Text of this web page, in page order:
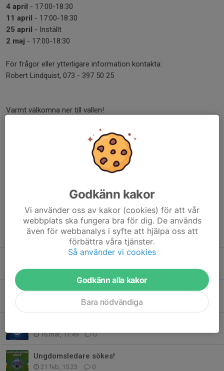
4 april - 17:00-18:30
11 april - 17:00-18:30
25 april - Inställt
2 maj - 17:00-18:30
För frågor eller ytterligare information kontakta:
Robert Lindquist, 073 - 397 50 25
Varmt välkomna ner till vallen!
Tidigare nyheter
Sjuntorps IF genom tiderna
10 apr, 21:23 0
Stötta Sjuntorps IF med metallskrot
0
16 mar, 17:49 0
Ungdomsledare sökes!
21 feb, 15:23 0
Godkänn kakor
Vi använder oss av kakor (cookies) för att vår
webbplats ska fungera bra för dig. De används
även för webbanalys i syfte att hjälpa oss att
förbättra våra tjänster.
Så använder vi cookies
Godkänn alla kakor
Bara nödvändiga